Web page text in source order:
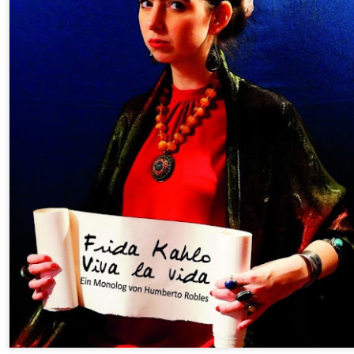
25 de Julho até dia 2 de agosto
/ gratuito
Frida Kahlo lúcida, intensa e radiante toma o palco para celebrar o
dos Mortos em uma festa vibrante, repleta da poesia e da
mexicana. Enquanto prepara um jantar para convidados
vivos e mortos — a artista revisita sua trajetória, trazendo à cena
marcantes, memórias, paixões e feridas que moldaram
Frida Viva la Vida - Argentina
La increíble actriz 𝗟𝗮𝘂𝗿𝗮 𝗔𝘇𝗰𝘂𝗿𝗿𝗮 se pone en la piel de la
icónica Frida Kahlo en 𝙁𝙍𝙄𝘿𝘼 ¡𝙑𝙞𝙫𝙖 𝙡𝙖 𝙫𝙞𝙙𝙖!, el unipersonal
representado en el mundo sobre la artista mexicana, de
𝗥𝗼𝗯𝗹𝗲𝘀 y la dirección de 𝗝𝘂𝗹𝗶𝗮 𝗠𝗼𝗿𝗴𝗮𝗱𝗼.